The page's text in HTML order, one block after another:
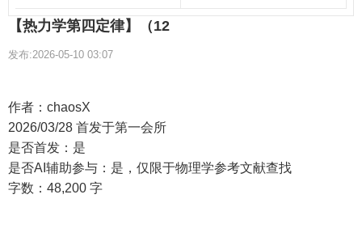
【热力学第四定律】（12
发布:2026-05-10 03:07
作者：chaosX
2026/03/28 首发于第一会所
是否首发：是
是否AI辅助参与：是，仅限于物理学参考文献查找
字数：48,200 字